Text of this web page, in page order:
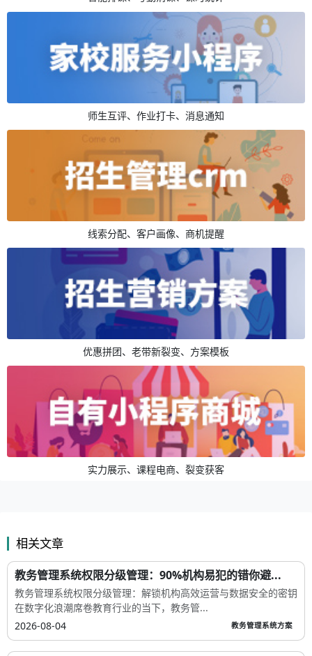
师生互评、作业打卡、消息通知
线索分配、客户画像、商机提醒
优惠拼团、老带新裂变、方案模板
实力展示、课程电商、裂变获客
相关文章
教务管理系统权限分级管理：90%机构易犯的错你避...
教务管理系统权限分级管理：解锁机构高效运营与数据安全的密钥
在数字化浪潮席卷教育行业的当下，教务管...
2026-08-04
教务管理系统方案